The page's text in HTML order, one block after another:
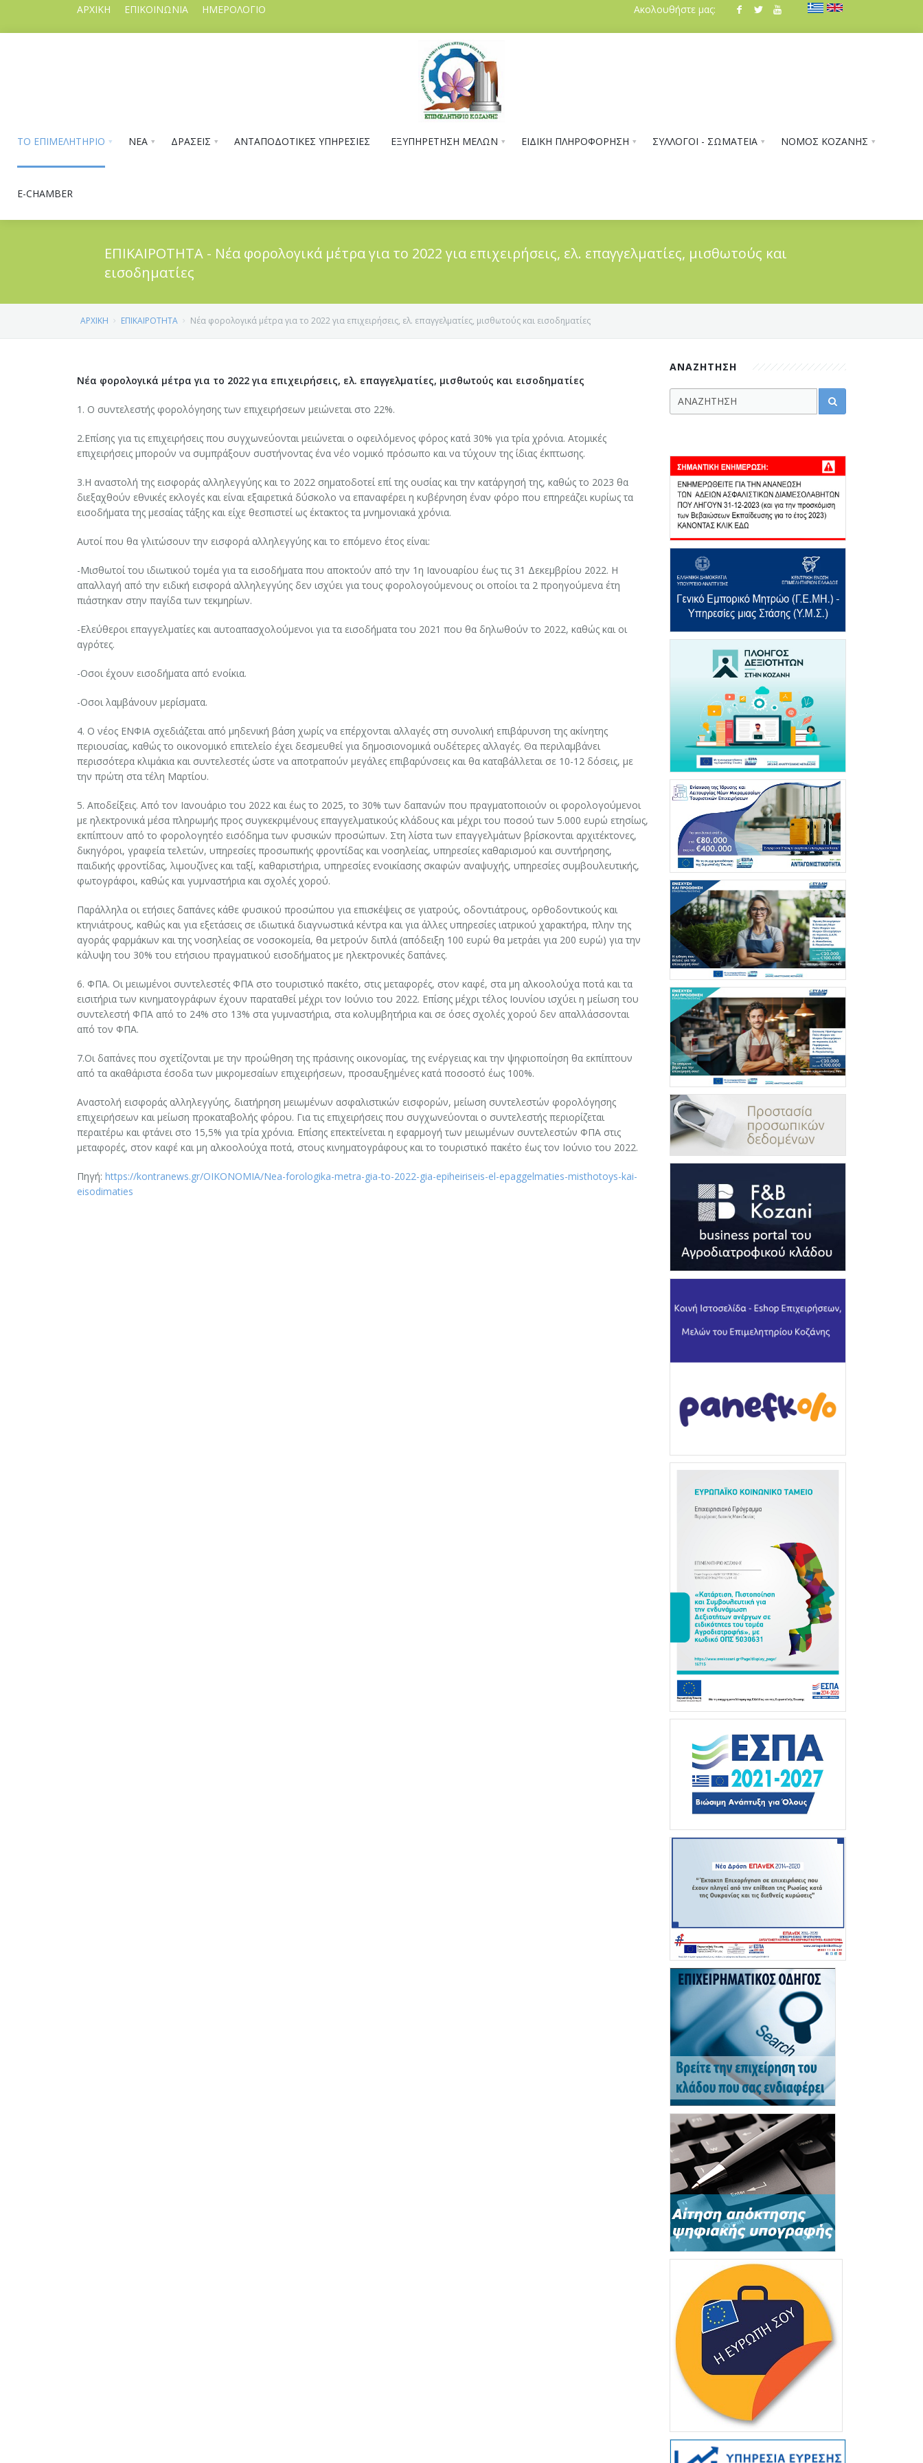
ΑΡΧΙΚΗ ΕΠΙΚΟΙΝΩΝΙΑ ΗΜΕΡΟΛΟΓΙΟ Ακολουθήστε μας:
ΤΟ ΕΠΙΜΕΛΗΤΗΡΙΟ ΝΕΑ ΔΡΑΣΕΙΣ ΑΝΤΑΠΟΔΟΤΙΚΕΣ ΥΠΗΡΕΣΙΕΣ ΕΞΥΠΗΡΕΤΗΣΗ ΜΕΛΩΝ ΕΙΔΙΚΗ ΠΛΗΡΟΦΟΡΗΣΗ ΣΥΛΛΟΓΟΙ - ΣΩΜΑΤΕΙΑ ΝΟΜΟΣ ΚΟΖΑΝΗΣ
E-CHAMBER
ΧΑΙΡΕΤΙΣΜΟΣ ΠΡΟΕΔΡΟΥ ΕΠΙΜΕΛΗΤΗΡΙΟΥ ΚΟΖΑΝΗΣ
ΦΩΤΟΓΡΑΦΙΕΣ ΕΠΙΜΕΛΗΤΗΡΙΟΥ Ν. ΚΟΖΑΝΗΣ
ΤΟ ΕΠΙΜΕΛΗΤΗΡΙΟ, ΤΑ ΠΡΟΙΟΝΤΑ ΜΑΣ, Ο ΤΟΠΟΣ ΜΑΣ
ΔΙΟΙΚΗΣΗ – ΟΡΓΑΝΩΤΙΚΗ ΔΟΜΗ
ΣΚΟΠΟΣ - ΑΡΜΟΔΙΟΤΗΤΕΣ
ΑΦΙΕΡΩΜΑΤΑ
ΕΠΙΜΕΛΗΤΗΡΙΑΚΑ ΝΕΑ
ΕΦΗΜΕΡΙΔΑ ΕΠΙΜΕΛΗΤΗΡΙΟΥ
ΕΚΔΗΛΩΣΕΙΣ - ΗΜΕΡΙΔΕΣ
ΕΚΘΕΣΕΙΣ - ΕΠΙΧΕΙΡΗΜΑΤΙΚΕΣ ΑΠΟΣΤΟΛΕΣ
ΣΕΜΙΝΑΡΙΑ
ΕΞΥΠΗΡΕΤΗΣΗ ΜΕΛΩΝ
ΑΣΦΑΛΙΣΤΕΣ-ΜΕΣΙΤΕΣ ΑΚΙΝΗΤΩΝ
Αναζήτηση Δεδομένων Γ.Ε.ΜΗ
Ιδιωτική Κεφαλαιουχική Εταιρεία (Ι.Κ.Ε.).
Αυτοαπογραφή Επιχειρήσεων στο Γ.Ε.Μ.Η.
ΕΙΔΙΚΗ ΠΛΗΡΟΦΟΡΗΣΗ
ΠΕΡΙΦΕΡΕΙΑ ΔΥΤΙΚΗΣ ΜΑΚΕΔΟΝΙΑΣ
ΠΕΡΙΦΕΡΕΙΑ ΔΥΤΙΚΗΣ ΜΑΚΕΔΟΝΙΑΣ
ΤΙ ΕΙΝΑΙ Η ΑΕΠΕ Ν. ΚΟΖΑΝΗΣ
ΔΗΜΙΟΥΡΓΙΑ ΔΩΡΕΑΝ ΙΣΤΟΣΕΛΙΔΑΣ ΓΙΑ ΤΑ ΜΕΛΗ ΤΟΥ ΕΒΕ ΚΟΖΑΝΗΣ
ΣΥΛΛΟΓΟΙ - ΣΩΜΑΤΕΙΑ
ΟΜΟΣΠΟΝΔΙΕΣ
ΣΩΜΑΤΕΙΑ
ΕΚΘΕΣΕΙΣ - ΕΠΙΧΕΙΡΗΜΑΤΙΚΕΣ ΑΠΟΣΤΟΛΕΣ
ΝΟΜΟΣ ΚΟΖΑΝΗΣ
Η ΕΠΙΧΕΙΡΗΜΑΤΙΚΟΤΗΤΑ ΣΤΟΝ ΝΟΜΟ
Ο ΝΟΜΟΣ ΚΟΖΑΝΗΣ
ΕΠΙΚΑΙΡΟΤΗΤΑ - Νέα φορολογικά μέτρα για το 2022 για επιχειρήσεις, ελ. επαγγελματίες, μισθωτούς και
εισοδηματίες
ΑΡΧΙΚΗ ΕΠΙΚΑΙΡΟΤΗΤΑ Νέα φορολογικά μέτρα για το 2022 για επιχειρήσεις, ελ. επαγγελματίες, μισθωτούς και εισοδηματίες
Νέα φορολογικά μέτρα για το 2022 για επιχειρήσεις, ελ. επαγγελματίες, μισθωτούς και εισοδηματίες
1. Ο συντελεστής φορολόγησης των επιχειρήσεων μειώνεται στο 22%.
2.Επίσης για τις επιχειρήσεις που συγχωνεύονται μειώνεται ο οφειλόμενος φόρος κατά 30% για τρία χρόνια. Ατομικές
επιχειρήσεις μπορούν να συμπράξουν συστήνοντας ένα νέο νομικό πρόσωπο και να τύχουν της ίδιας έκπτωσης.
3.Η αναστολή της εισφοράς αλληλεγγύης και το 2022 σηματοδοτεί επί της ουσίας και την κατάργησή της, καθώς το 2023 θα
διεξαχθούν εθνικές εκλογές και είναι εξαιρετικά δύσκολο να επαναφέρει η κυβέρνηση έναν φόρο που επηρεάζει κυρίως τα
εισοδήματα της μεσαίας τάξης και είχε θεσπιστεί ως έκτακτος τα μνημονιακά χρόνια.
Αυτοί που θα γλιτώσουν την εισφορά αλληλεγγύης και το επόμενο έτος είναι:
-Μισθωτοί του ιδιωτικού τομέα για τα εισοδήματα που αποκτούν από την 1η Ιανουαρίου έως τις 31 Δεκεμβρίου 2022. Η
απαλλαγή από την ειδική εισφορά αλληλεγγύης δεν ισχύει για τους φορολογούμενους οι οποίοι τα 2 προηγούμενα έτη
πιάστηκαν στην παγίδα των τεκμηρίων.
-Ελεύθεροι επαγγελματίες και αυτοαπασχολούμενοι για τα εισοδήματα του 2021 που θα δηλωθούν το 2022, καθώς και οι
αγρότες.
-Οσοι έχουν εισοδήματα από ενοίκια.
-Οσοι λαμβάνουν μερίσματα.
4. Ο νέος ΕΝΦΙΑ σχεδιάζεται από μηδενική βάση χωρίς να επέρχονται αλλαγές στη συνολική επιβάρυνση της ακίνητης
περιουσίας, καθώς το οικονομικό επιτελείο έχει δεσμευθεί για δημοσιονομικά ουδέτερες αλλαγές. Θα περιλαμβάνει
περισσότερα κλιμάκια και συντελεστές ώστε να αποτραπούν μεγάλες επιβαρύνσεις και θα καταβάλλεται σε 10-12 δόσεις, με
την πρώτη στα τέλη Μαρτίου.
5. Αποδείξεις. Από τον Ιανουάριο του 2022 και έως το 2025, το 30% των δαπανών που πραγματοποιούν οι φορολογούμενοι
με ηλεκτρονικά μέσα πληρωμής προς συγκεκριμένους επαγγελματικούς κλάδους και μέχρι του ποσού των 5.000 ευρώ ετησίως,
εκπίπτουν από το φορολογητέο εισόδημα των φυσικών προσώπων. Στη λίστα των επαγγελμάτων βρίσκονται αρχιτέκτονες,
δικηγόροι, γραφεία τελετών, υπηρεσίες προσωπικής φροντίδας και νοσηλείας, υπηρεσίες καθαρισμού και συντήρησης,
παιδικής φροντίδας, λιμουζίνες και ταξί, καθαριστήρια, υπηρεσίες ενοικίασης σκαφών αναψυχής, υπηρεσίες συμβουλευτικής,
φωτογράφοι, καθώς και γυμναστήρια και σχολές χορού.
Παράλληλα οι ετήσιες δαπάνες κάθε φυσικού προσώπου για επισκέψεις σε γιατρούς, οδοντιάτρους, ορθοδοντικούς και
κτηνιάτρους, καθώς και για εξετάσεις σε ιδιωτικά διαγνωστικά κέντρα και για άλλες υπηρεσίες ιατρικού χαρακτήρα, πλην της
αγοράς φαρμάκων και της νοσηλείας σε νοσοκομεία, θα μετρούν διπλά (απόδειξη 100 ευρώ θα μετράει για 200 ευρώ) για την
κάλυψη του 30% του ετήσιου πραγματικού εισοδήματος με ηλεκτρονικές δαπάνες.
6. ΦΠΑ. Οι μειωμένοι συντελεστές ΦΠΑ στο τουριστικό πακέτο, στις μεταφορές, στον καφέ, στα μη αλκοολούχα ποτά και τα
εισιτήρια των κινηματογράφων έχουν παραταθεί μέχρι τον Ιούνιο του 2022. Επίσης μέχρι τέλος Ιουνίου ισχύει η μείωση του
συντελεστή ΦΠΑ από το 24% στο 13% στα γυμναστήρια, στα κολυμβητήρια και σε όσες σχολές χορού δεν απαλλάσσονται
από τον ΦΠΑ.
7.Οι δαπάνες που σχετίζονται με την προώθηση της πράσινης οικονομίας, της ενέργειας και την ψηφιοποίηση θα εκπίπτουν
από τα ακαθάριστα έσοδα των μικρομεσαίων επιχειρήσεων, προσαυξημένες κατά ποσοστό έως 100%.
Αναστολή εισφοράς αλληλεγγύης, διατήρηση μειωμένων ασφαλιστικών εισφορών, μείωση συντελεστών φορολόγησης
επιχειρήσεων και μείωση προκαταβολής φόρου. Για τις επιχειρήσεις που συγχωνεύονται ο συντελεστής περιορίζεται
περαιτέρω και φτάνει στο 15,5% για τρία χρόνια. Επίσης επεκτείνεται η εφαρμογή των μειωμένων συντελεστών ΦΠΑ στις
μεταφορές, στον καφέ και μη αλκοολούχα ποτά, στους κινηματογράφους και το τουριστικό πακέτο έως τον Ιούνιο του 2022.
Πηγή: https://kontranews.gr/OIKONOMIA/Nea-forologika-metra-gia-to-2022-gia-epiheiriseis-el-epaggelmaties-misthotoys-kai-
eisodimaties
ΑΝΑΖΗΤΗΣΗ